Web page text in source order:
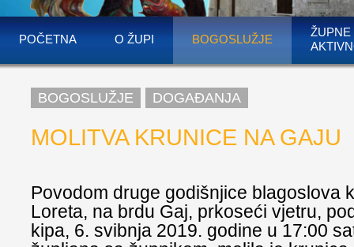
POČETNA O ŽUPI BOGOSLUŽJE
ŽUPNE
BOGOSLUŽJE DOGAĐANJA
MOLITVA KRUNICE NA GAJU
Povodom druge godišnjice blagoslova
Loreta, na brdu Gaj, prkoseći vjetru,
kipa, 6. svibnja 2019. godine u 17:00